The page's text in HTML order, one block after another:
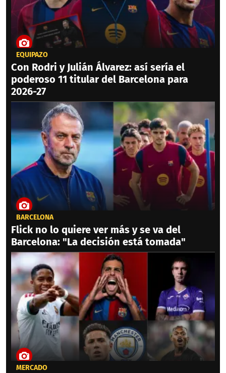
EQUIPAZO
Con Rodri y Julián Álvarez: así sería el
poderoso 11 titular del Barcelona para
2026-27
BARCELONA
Flick no lo quiere ver más y se va del
Barcelona: "La decisión está tomada"
MERCADO